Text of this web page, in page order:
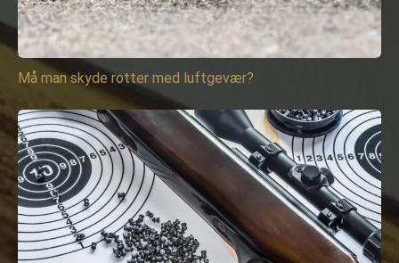
Må man skyde rotter med luftgevær?